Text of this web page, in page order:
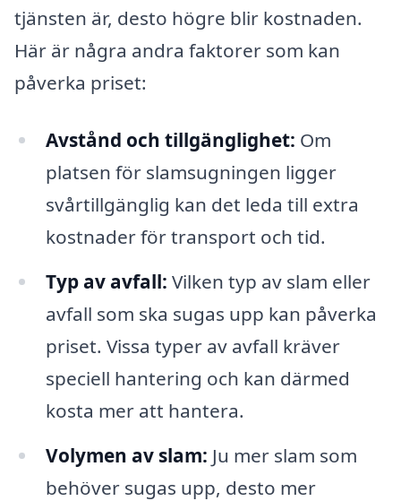
tjänsten är, desto högre blir kostnaden.
Här är några andra faktorer som kan
påverka priset:
Avstånd och tillgänglighet: Om
platsen för slamsugningen ligger
svårtillgänglig kan det leda till extra
kostnader för transport och tid.
Typ av avfall: Vilken typ av slam eller
avfall som ska sugas upp kan påverka
priset. Vissa typer av avfall kräver
speciell hantering och kan därmed
kosta mer att hantera.
Volymen av slam: Ju mer slam som
behöver sugas upp, desto mer